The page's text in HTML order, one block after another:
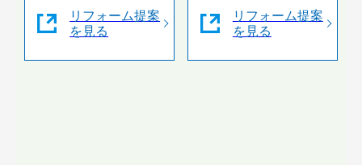
リフォーム提案
を見る
リフォーム提案
を見る